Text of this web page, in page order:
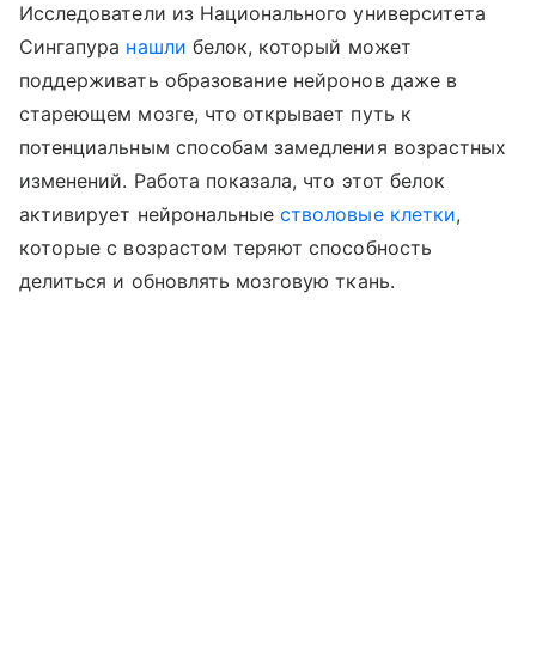
Исследователи из Национального университета
Сингапура нашли белок, который может
поддерживать образование нейронов даже в
стареющем мозге, что открывает путь к
потенциальным способам замедления возрастных
изменений. Работа показала, что этот белок
активирует нейрональныестволовые клетки,
которые с возрастом теряют способность
делиться и обновлять мозговую ткань.